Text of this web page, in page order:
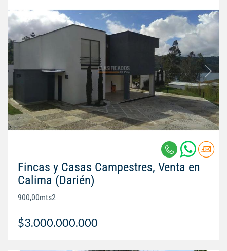
Fincas y Casas Campestres, Venta en
Calima (Darién)
900,00mts2
$3.000.000.000